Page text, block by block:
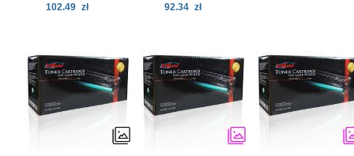
102.49 zł
92.34 zł